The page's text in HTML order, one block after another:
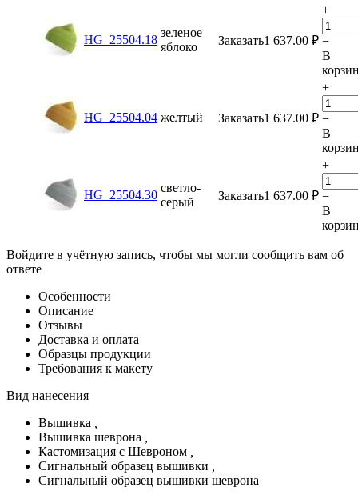
HG_25504.18
зеленое
яблоко
Заказать1 637.00 ₽
+
−
В
HG_25504.04 желтый Заказать1 637.00 ₽
+
−
В
HG_25504.30
светло-
серый
Заказать1 637.00 ₽
+
−
В
Войдите в учётную запись, чтобы мы могли сообщить вам об
ответе
Особенности
Описание
Отзывы
Доставка и оплата
Образцы продукции
Требования к макету
Вид нанесения
Вышивка
Вышивка шеврона
Кастомизация с Шевроном
Сигнальный образец вышивки
Сигнальный образец вышивки шеврона